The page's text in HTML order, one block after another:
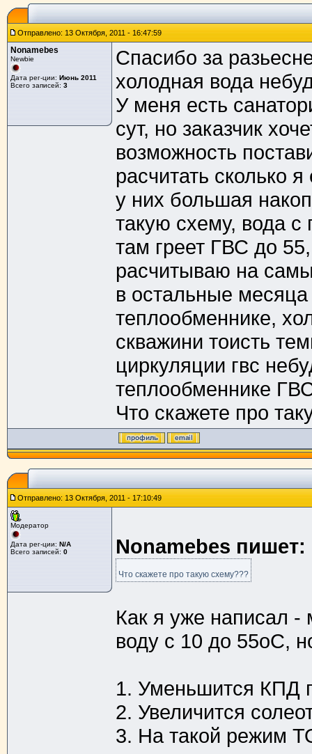
Отправлено: 13 Октября, 2011 - 16:47:59
Nonamebes
Newbie
Дата рег-ции: Июнь 2011
Всего записей: 3
Спасибо за
холодная вода
У меня есть
сут, но заказчик
возможность
расчитать сколько
у них большая
такую схему, вода с
там греет ГВС до
расчитываю на
в остальные
теплообменнике,
скважини тоисть
циркуляции гвс
теплообменнике
Что скажете про
Отправлено: 13 Октября, 2011 - 17:10:49
Модератор
Дата рег-ции: N/A
Всего записей: 0 Nonamebes пишет:
Что скажете про такую схему???
Как я уже написал -
воду с 10 до 55оС,
1. Уменьшится КПД
2. Увеличится
3. На такой режим